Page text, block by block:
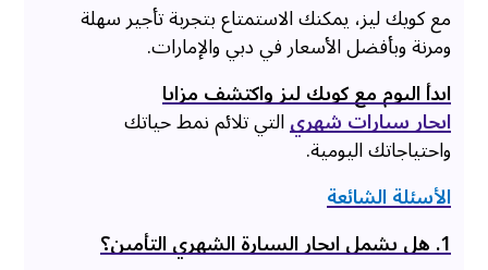
مع كويك ليز، يمكنك الاستمتاع بتجربة تأجير سهلة
ومرنة وبأفضل الأسعار في دبي والإمارات.
ابدأ اليوم مع كويك ليز واكتشف مزايا
ايجار سيارات شهريالتي تلائم نمط حياتك
واحتياجاتك اليومية.
الأسئلة الشائعة
1. هل يشمل ايجار السيارة الشهري التأمين؟